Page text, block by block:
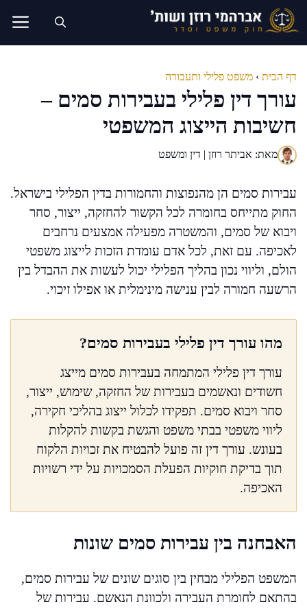
לדלג
לתוכן
דף הבית › משפט פלילי ותעבורה
עורך דין פלילי בעבירות סמים –
חשיבות הייצוג המשפטי
מאת: אביתר רוזן | דין ומשפט
עבירות סמים הן מהנפוצות והחמורות בדין הפלילי בישראל.
החוק מתייחס בחומרה לכל הקשור להחזקה, ייצור, סחר
ויבוא של סמים, והמשטרה מפעילה אמצעים נרחבים
לאכיפה. עם זאת, לכל אדם עומדת הזכות לייצוג משפטי
הולם, וליווי נכון בהליך הפלילי יכול לעשות את ההבדל בין
הרשעה חמורה לבין ענישה מינימלית או אפילו זיכוי.
מהו עורך דין פלילי בעבירות סמים?
עורך דין פלילי המתמחה בעבירות סמים מייצג
חשודים ונאשמים בעבירות של החזקה, שימוש, ייצור,
סחר ויבוא סמים. תפקידו לכלול ייצוג בהליכי חקירה,
ליווי משפטי בבתי משפט והגשת בקשות להקלות
בעונש. עורך דין זה פועל להבטיח את זכויות הלקוח
תוך בדיקת חוקיות הפעלת הסמכויות על ידי רשויות
האכיפה.
האבחנה בין עבירות סמים שונות
המשפט הפלילי מבחין בין סוגים שונים של עבירות סמים,
בהתאם לחומרת העבירה ולכוונת הנאשם. עבירות של